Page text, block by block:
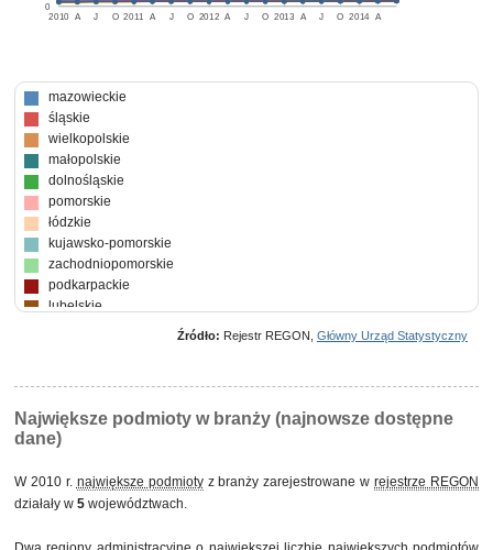
2010 2011 2012 2013 2014
A J O A J O A J O A J O A
0
mazowieckie
śląskie
wielkopolskie
małopolskie
dolnośląskie
pomorskie
łódzkie
kujawsko-pomorskie
zachodniopomorskie
podkarpackie
lubelskie
świętokrzyskie
lubuskie
Źródło: Rejestr REGON, Główny Urząd Statystyczny
Największe podmioty w branży (najnowsze dostępne
dane)
W 2010 r. największe podmiotyz branży zarejestrowane wrejestrze REGON
działały w 5 województwach.